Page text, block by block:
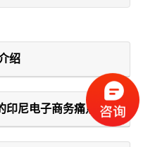
绍
尼电子商务痛点